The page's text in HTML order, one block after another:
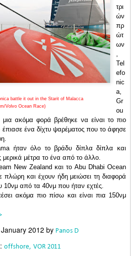
battle it out in the Starit of Malacca
Volvo Ocean Race)
τρι
ών
πρ
ώτ
ων
,
Tel
efo
nic
a,
Gr
ou
ακόμα φορά βρέθηκε να είναι το πιο
έπιασε ένα δίχτυ ψαρέματος που το άφησε
ήταν όλο το βράδυ δίπλα δίπλα και
μερικά μέτρα το ένα από το άλλο.
New Zealand και το Abu Dhabi Ocean
πλώρη και έχουν ήδη μειώσει τη διαφορά
από τα 40νμ που ήταν εχτές.
ακόμα πιο πίσω και είναι πια 150νμ
2012 by Panos D
offshore VOR 2011